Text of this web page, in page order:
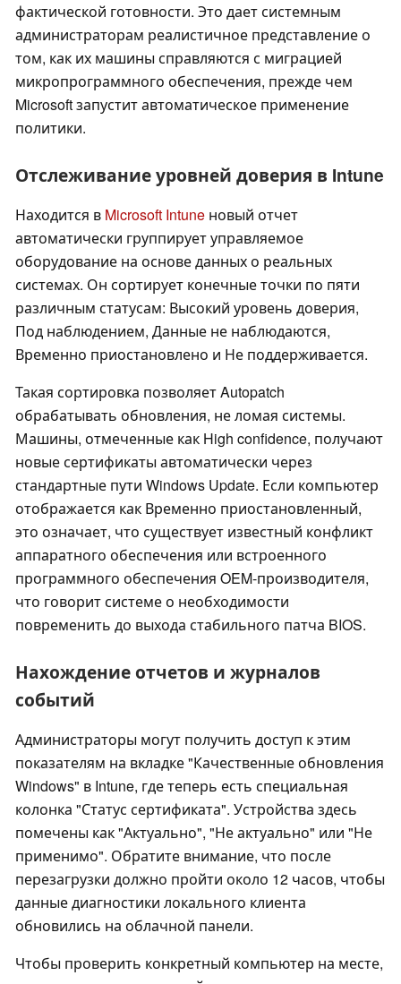
фактической готовности. Это дает системным
администраторам реалистичное представление о
том, как их машины справляются с миграцией
микропрограммного обеспечения, прежде чем
Microsoft запустит автоматическое применение
политики.
Отслеживание уровней доверия в Intune
Находится в Microsoft Intune новый отчет
автоматически группирует управляемое
оборудование на основе данных о реальных
системах. Он сортирует конечные точки по пяти
различным статусам: Высокий уровень доверия,
Под наблюдением, Данные не наблюдаются,
Временно приостановлено и Не поддерживается.
Такая сортировка позволяет Autopatch
обрабатывать обновления, не ломая системы.
Машины, отмеченные как High confidence, получают
новые сертификаты автоматически через
стандартные пути Windows Update. Если компьютер
отображается как Временно приостановленный,
это означает, что существует известный конфликт
аппаратного обеспечения или встроенного
программного обеспечения OEM-производителя,
что говорит системе о необходимости
повременить до выхода стабильного патча BIOS.
Нахождение отчетов и журналов
событий
Администраторы могут получить доступ к этим
показателям на вкладке "Качественные обновления
Windows" в Intune, где теперь есть специальная
колонка "Статус сертификата". Устройства здесь
помечены как "Актуально", "Не актуально" или "Не
применимо". Обратите внимание, что после
перезагрузки должно пройти около 12 часов, чтобы
данные диагностики локального клиента
обновились на облачной панели.
Чтобы проверить конкретный компьютер на месте,